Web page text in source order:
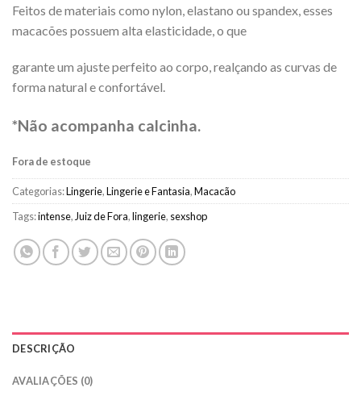
Feitos de materiais como nylon, elastano ou spandex, esses
macacões possuem alta elasticidade, o que
garante um ajuste perfeito ao corpo, realçando as curvas de
forma natural e confortável.
*Não acompanha calcinha.
Fora de estoque
Categorias:Lingerie,Lingerie e Fantasia,Macacão
Tags:intense, Juiz de Fora,lingerie, sexshop
DESCRIÇÃO
AVALIAÇÕES (0)